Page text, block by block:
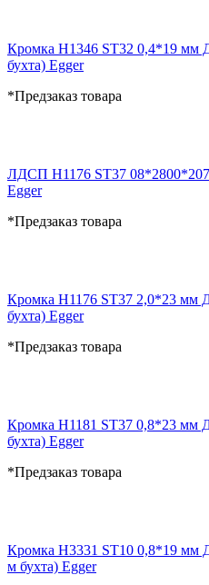
Кромка H1346 ST32 0,4*19 мм
бухта) Egger
*Предзаказ товара
ЛДСП H1176 ST37
Egger
*Предзаказ товара
Кромка H1176 ST37 2,0*23 мм
бухта) Egger
*Предзаказ товара
Кромка H1181 ST37 0,8*23 мм
бухта) Egger
*Предзаказ товара
Кромка H3331 ST10 0,8*19 мм
м бухта) Egger